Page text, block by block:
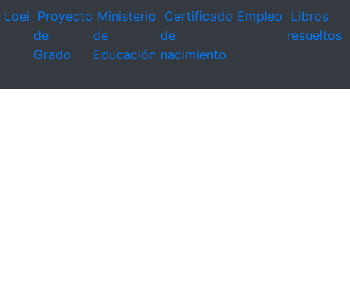
Loei Proyecto
de
Grado
Ministerio
de
Educación
Certificado
de
nacimiento
Empleo Libros
resueltos